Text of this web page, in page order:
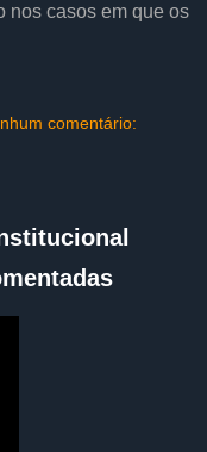
nos casos em que os
comentário: